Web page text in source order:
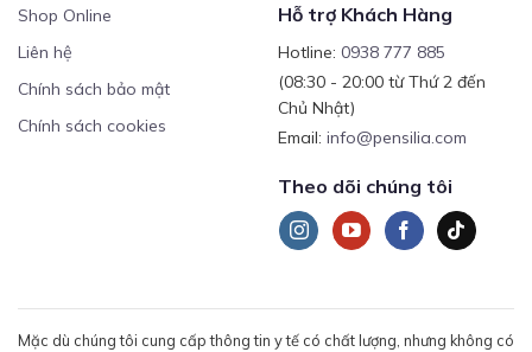
Shop Online
Liên hệ
Chính sách bảo mật
Chính sách cookies
Hỗ trợ Khách Hàng
Hotline: 0938 777 885
(08:30 - 20:00 từ Thứ 2 đến
Chủ Nhật)
Email: info@pensilia.com
Theo dõi chúng tôi
Mặc dù chúng tôi cung cấp thông tin y tế có chất lượng, nhưng không có